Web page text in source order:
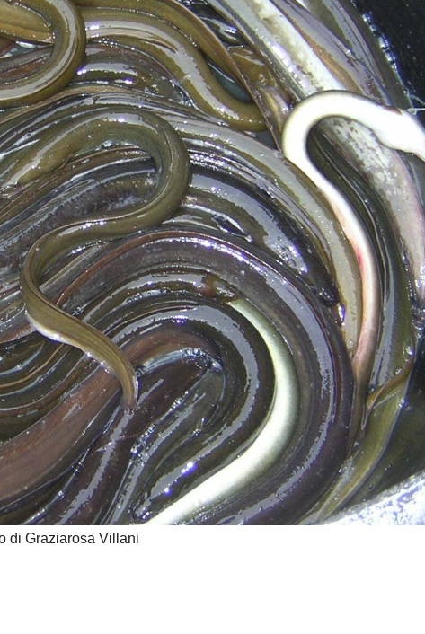
di Graziarosa Villani